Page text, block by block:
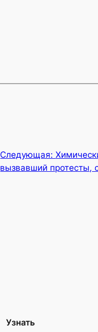
Следующая:
вызвавший протесты,
Узнать